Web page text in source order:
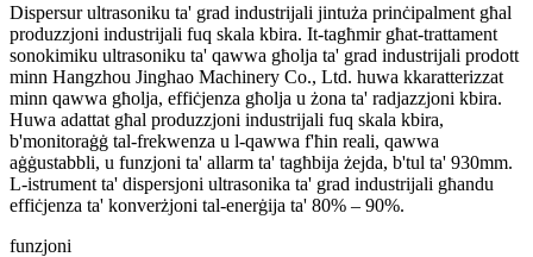
Dispersur ultrasoniku ta' grad industrijali jintuża prinċipalment għal
produzzjoni industrijali fuq skala kbira. It-tagħmir għat-trattament
sonokimiku ultrasoniku ta' qawwa għolja ta' grad industrijali prodott
minn Hangzhou Jinghao Machinery Co., Ltd. huwa kkaratterizzat
minn qawwa għolja, effiċjenza għolja u żona ta' radjazzjoni kbira.
Huwa adattat għal produzzjoni industrijali fuq skala kbira,
b'monitoraġġ tal-frekwenza u l-qawwa f'ħin reali, qawwa
aġġustabbli, u funzjoni ta' allarm ta' tagħbija żejda, b'tul ta' 930mm.
L-istrument ta' dispersjoni ultrasonika ta' grad industrijali għandu
effiċjenza ta' konverżjoni tal-enerġija ta' 80% – 90%.
funzjoni